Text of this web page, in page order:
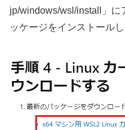
jp/windows/wsl/install」に
ッケージをインストールし